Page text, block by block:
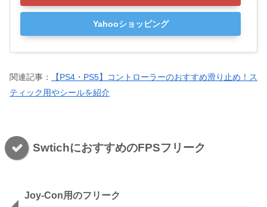
Yahooショッピング
関連記事：
【PS4・PS5】コントローラーのおすすめ滑り止め！ス
ティック用やシールを紹介
SwtichにおすすめのFPSフリーク
Joy-Con用のフリーク